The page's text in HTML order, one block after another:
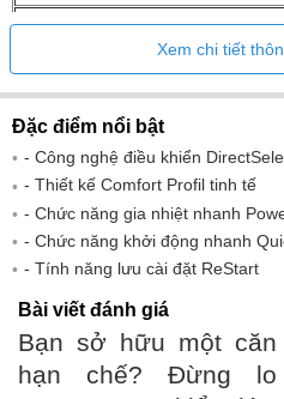
Tổng trọng lượng (kg)
Trọng lượng tịnh (kg)Xem chi tiết
Đặc điểm nổi bật
- Công nghệ điều khiển
- Thiết kế Comfort Profil tinh tế
- Chức năng gia nhiệt nhanh
- Chức năng khởi động nhanh
- Tính năng lưu cài đặt ReStart
Bài viết đánh giá
Bạn sở hữu một
hạn chế? Đừng